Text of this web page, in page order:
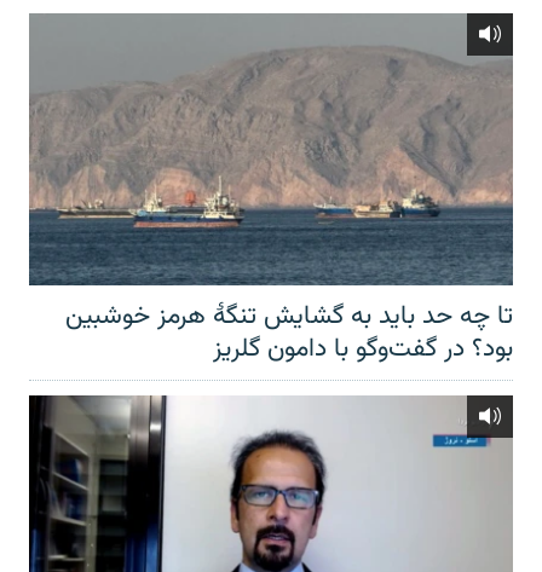
تا چه حد باید به گشایش تنگهٔ هرمز خوشبین
بود؟ در گفت‌وگو با دامون گلریز